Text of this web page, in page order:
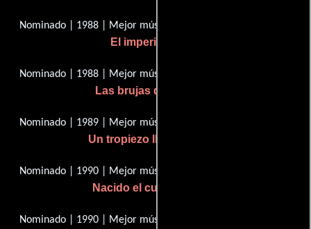
Nominado | 1988 | Mejor música, Puntuación original
El imperio del sol
Nominado | 1988 | Mejor música, Puntuación original
Las brujas de Eastwick
Nominado | 1989 | Mejor música, Puntuación original
Un tropiezo llamado amor
Nominado | 1990 | Mejor música, Puntuación original
Nacido el cuatro de julio
Nominado | 1990 | Mejor música, Puntuación original